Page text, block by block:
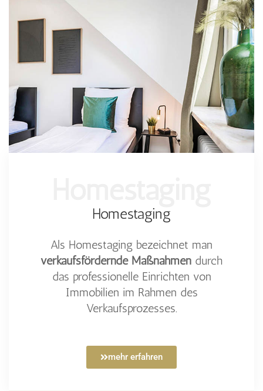
Homestaging
Als Homestaging bezeichnet man
verkaufsfördernde Maßnahmen durch
das professionelle Einrichten von
Immobilien im Rahmen des
Verkaufsprozesses.
mehr erfahren